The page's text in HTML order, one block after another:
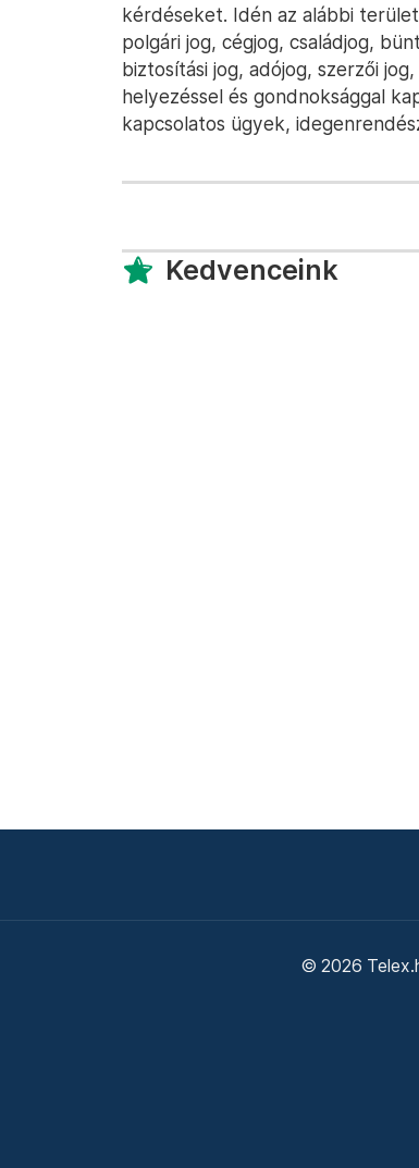
kérdéseket. Idén az alábbi
polgári jog, cégjog, családjog,
biztosítási jog, adójog, szerzői
helyezéssel és gondnoksággal
kapcsolatos ügyek,
Kedvenceink
© 2026